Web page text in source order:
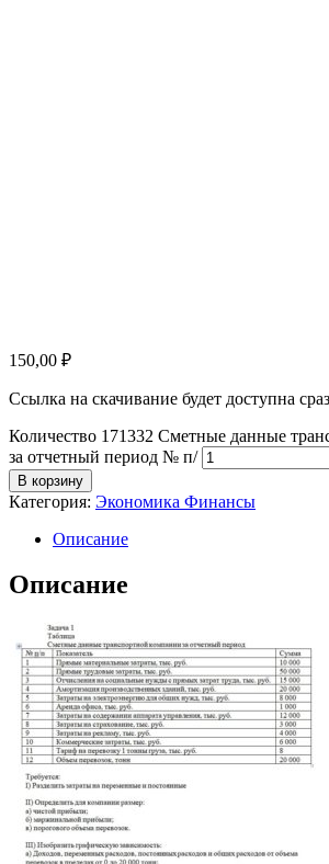
150,00 ₽
Ссылка на скачивание будет доступна
Количество 171332 Сметные данные
за отчетный период № п/
В корзину
Категория: Экономика Финансы
Описание
Описание